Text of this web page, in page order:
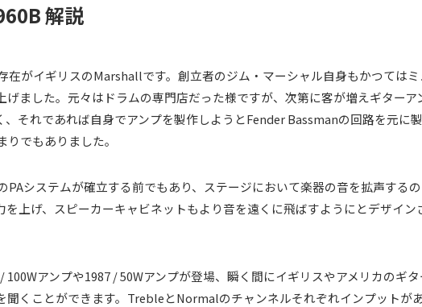
解説
在がイギリスのMarshallです。創立者のジム・マーシャル自身もかつては
ました。元々はドラムの専門店だった様ですが、次第に客が増えギターア
それであれば自身でアンプを製作しようとFender Bassmanの回路を元に
でもありました。
システムが確立する前でもあり、ステージにおいて楽器の音を拡声する
上げ、スピーカーキャビネットもより音を遠くに飛ばすようにとデザイン
アンプや1987 / 50Wアンプが登場、瞬く間にイギリスやアメリカのギ
くことができます。TrebleとNormalのチャンネルそれぞれインプットがあ